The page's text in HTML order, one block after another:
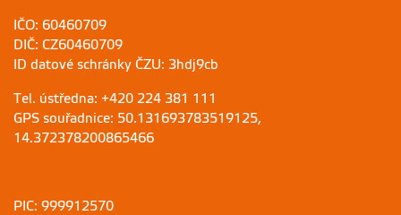
IČO: 60460709
DIČ: CZ60460709
ID datové schránky ČZU: 3hdj9cb
Tel. ústředna: +420 224 381 111
GPS souřadnice: 50.131693783519125,
14.372378200865466
PIC: 999912570